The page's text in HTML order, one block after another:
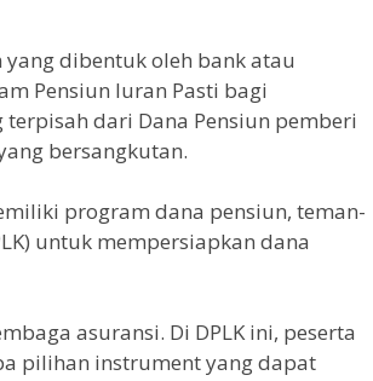
yang dibentuk oleh bank atau
Pensiun Iuran Pasti bagi
dari Dana Pensiun pemberi
bersangkutan.
program dana pensiun, teman-
untuk mempersiapkan dana
asuransi. Di DPLK ini, peserta
pilihan instrument yang dapat